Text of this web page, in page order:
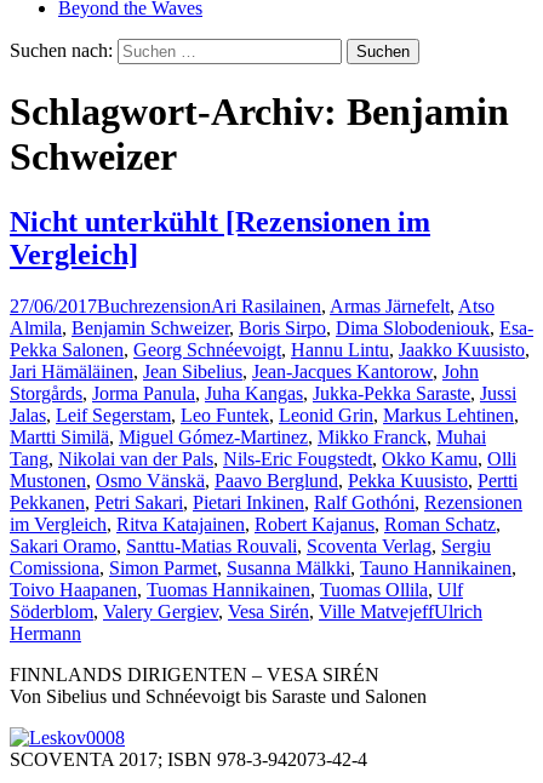
Beyond the Waves
Suchen nach:
Schlagwort-Archiv: Benjamin
Schweizer
Nicht unterkühlt [Rezensionen im
Vergleich]
27/06/2017BuchrezensionAri Rasilainen, Armas Järnefelt, Atso
Almila, Benjamin Schweizer, Boris Sirpo, Dima Slobodeniouk, Esa-
Pekka Salonen, Georg Schnéevoigt, Hannu Lintu, Jaakko Kuusisto,
Jari Hämäläinen, Jean Sibelius, Jean-Jacques Kantorow, John
Storgårds, Jorma Panula, Juha Kangas, Jukka-Pekka Saraste, Jussi
Jalas, Leif Segerstam, Leo Funtek, Leonid Grin, Markus Lehtinen,
Martti Similä, Miguel Gómez-Martinez, Mikko Franck, Muhai
Tang, Nikolai van der Pals, Nils-Eric Fougstedt, Okko Kamu, Olli
Mustonen, Osmo Vänskä, Paavo Berglund, Pekka Kuusisto, Pertti
Pekkanen, Petri Sakari, Pietari Inkinen, Ralf Gothóni, Rezensionen
im Vergleich, Ritva Katajainen, Robert Kajanus, Roman Schatz,
Sakari Oramo, Santtu-Matias Rouvali, Scoventa Verlag, Sergiu
Comissiona, Simon Parmet, Susanna Mälkki, Tauno Hannikainen,
Toivo Haapanen, Tuomas Hannikainen, Tuomas Ollila, Ulf
Söderblom, Valery Gergiev, Vesa Sirén, Ville MatvejeffUlrich
Hermann
FINNLANDS DIRIGENTEN – VESA SIRÉN
Von Sibelius und Schnéevoigt bis Saraste und Salonen
SCOVENTA 2017; ISBN 978-3-942073-42-4